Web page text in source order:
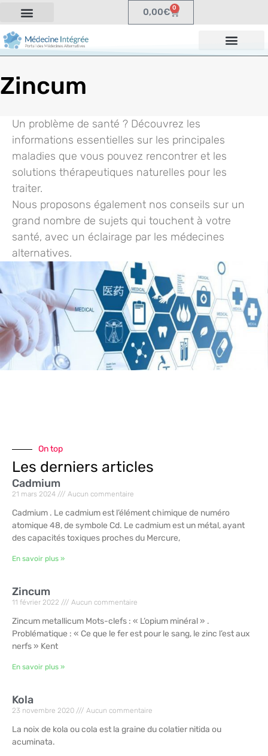
0,00€ 0
Zincum
Un problème de santé ? Découvrez les
informations essentielles sur les principales
maladies que vous pouvez rencontrer et les
solutions thérapeutiques naturelles pour les
traiter.
Nous proposons également nos conseils sur un
grand nombre de sujets qui touchent à votre
santé, avec un éclairage par les médecines
alternatives.
On top
Les derniers articles
Cadmium
21 mars 2024 Aucun commentaire
Cadmium . Le cadmium est l’élément chimique de numéro
atomique 48, de symbole Cd. Le cadmium est un métal, ayant
des capacités toxiques proches du Mercure,
En savoir plus »
Zincum
11 février 2022 Aucun commentaire
Zincum metallicum Mots-clefs : « L’opium minéral » .
Problématique : « Ce que le fer est pour le sang, le zinc l’est aux
nerfs » Kent
En savoir plus »
Kola
23 novembre 2020 Aucun commentaire
La noix de kola ou cola est la graine du colatier nitida ou
acuminata.